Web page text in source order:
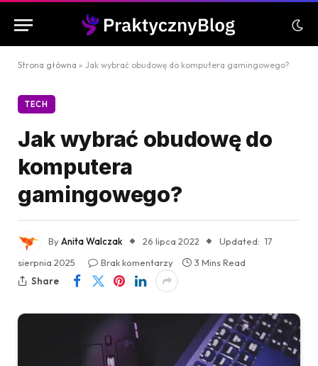
Strona główna » Jak wybrać obudowę do komputera gamingowego?
TECH
Jak wybrać obudowę do
komputera
gamingowego?
ByAnita Walczak 26 lipca 2022 Updated: 17
sierpnia 2025
Brak komentarzy
3 Mins Read
Share